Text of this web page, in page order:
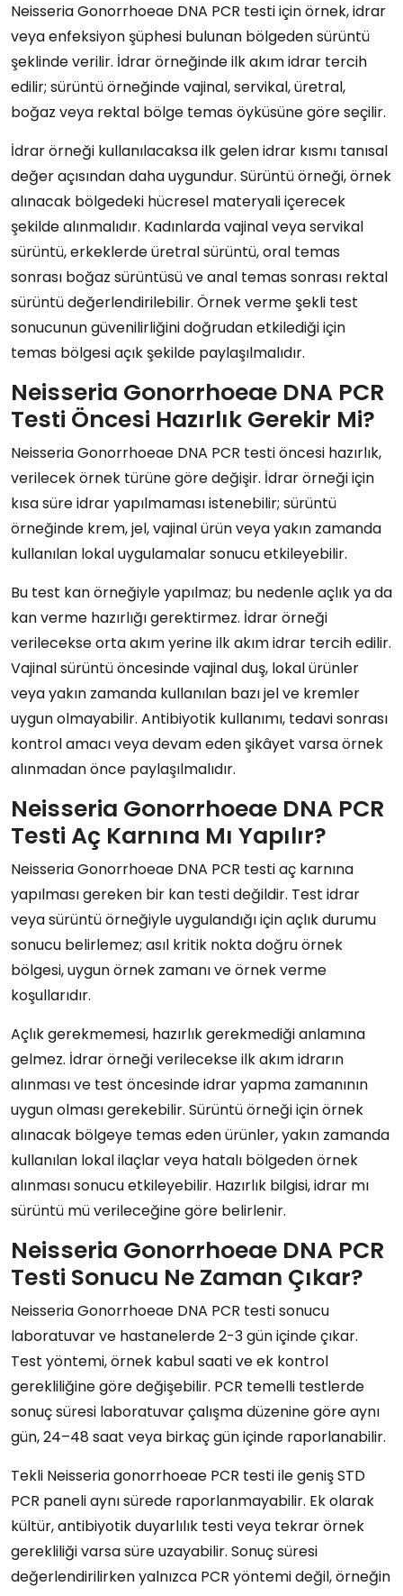
Neisseria Gonorrhoeae DNA PCR testi için örnek, idrar
veya enfeksiyon şüphesi bulunan bölgeden sürüntü
şeklinde verilir. İdrar örneğinde ilk akım idrar tercih
edilir; sürüntü örneğinde vajinal, servikal, üretral,
boğaz veya rektal bölge temas öyküsüne göre seçilir.
İdrar örneği kullanılacaksa ilk gelen idrar kısmı tanısal
değer açısından daha uygundur. Sürüntü örneği, örnek
alınacak bölgedeki hücresel materyali içerecek
şekilde alınmalıdır. Kadınlarda vajinal veya servikal
sürüntü, erkeklerde üretral sürüntü, oral temas
sonrası boğaz sürüntüsü ve anal temas sonrası rektal
sürüntü değerlendirilebilir. Örnek verme şekli test
sonucunun güvenilirliğini doğrudan etkilediği için
temas bölgesi açık şekilde paylaşılmalıdır.
Neisseria Gonorrhoeae DNA PCR
Testi Öncesi Hazırlık Gerekir Mi?
Neisseria Gonorrhoeae DNA PCR testi öncesi hazırlık,
verilecek örnek türüne göre değişir. İdrar örneği için
kısa süre idrar yapılmaması istenebilir; sürüntü
örneğinde krem, jel, vajinal ürün veya yakın zamanda
kullanılan lokal uygulamalar sonucu etkileyebilir.
Bu test kan örneğiyle yapılmaz; bu nedenle açlık ya da
kan verme hazırlığı gerektirmez. İdrar örneği
verilecekse orta akım yerine ilk akım idrar tercih edilir.
Vajinal sürüntü öncesinde vajinal duş, lokal ürünler
veya yakın zamanda kullanılan bazı jel ve kremler
uygun olmayabilir. Antibiyotik kullanımı, tedavi sonrası
kontrol amacı veya devam eden şikâyet varsa örnek
alınmadan önce paylaşılmalıdır.
Neisseria Gonorrhoeae DNA PCR
Testi Aç Karnına Mı Yapılır?
Neisseria Gonorrhoeae DNA PCR testi aç karnına
yapılması gereken bir kan testi değildir. Test idrar
veya sürüntü örneğiyle uygulandığı için açlık durumu
sonucu belirlemez; asıl kritik nokta doğru örnek
bölgesi, uygun örnek zamanı ve örnek verme
koşullarıdır.
Açlık gerekmemesi, hazırlık gerekmediği anlamına
gelmez. İdrar örneği verilecekse ilk akım idrarın
alınması ve test öncesinde idrar yapma zamanının
uygun olması gerekebilir. Sürüntü örneği için örnek
alınacak bölgeye temas eden ürünler, yakın zamanda
kullanılan lokal ilaçlar veya hatalı bölgeden örnek
alınması sonucu etkileyebilir. Hazırlık bilgisi, idrar mı
sürüntü mü verileceğine göre belirlenir.
Neisseria Gonorrhoeae DNA PCR
Testi Sonucu Ne Zaman Çıkar?
Neisseria Gonorrhoeae DNA PCR testi sonucu
laboratuvar ve hastanelerde 2-3 gün içinde çıkar.
Test yöntemi, örnek kabul saati ve ek kontrol
gerekliliğine göre değişebilir. PCR temelli testlerde
sonuç süresi laboratuvar çalışma düzenine göre aynı
gün, 24–48 saat veya birkaç gün içinde raporlanabilir.
Tekli Neisseria gonorrhoeae PCR testi ile geniş STD
PCR paneli aynı sürede raporlanmayabilir. Ek olarak
kültür, antibiyotik duyarlılık testi veya tekrar örnek
gerekliliği varsa süre uzayabilir. Sonuç süresi
değerlendirilirken yalnızca PCR yöntemi değil, örneğin